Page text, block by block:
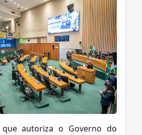
autoriza o Governo do